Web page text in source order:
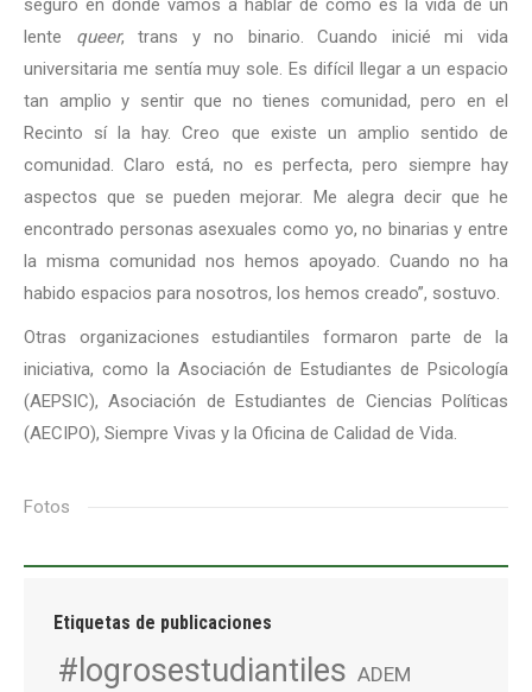
lente queer, trans y no binario. Cuando inicié mi vida
universitaria me sentía muy sole. Es difícil llegar a un espacio
tan amplio y sentir que no tienes comunidad, pero en el
Recinto sí la hay. Creo que existe un amplio sentido de
comunidad. Claro está, no es perfecta, pero siempre hay
aspectos que se pueden mejorar. Me alegra decir que he
encontrado personas asexuales como yo, no binarias y entre
la misma comunidad nos hemos apoyado. Cuando no ha
habido espacios para nosotros, los hemos creado”, sostuvo.
Otras organizaciones estudiantiles formaron parte de la
iniciativa, como la Asociación de Estudiantes de Psicología
(AEPSIC), Asociación de Estudiantes de Ciencias Políticas
(AECIPO), Siempre Vivas y la Oficina de Calidad de Vida.
Fotos
Etiquetas de publicaciones
#logrosestudiantiles ADEM